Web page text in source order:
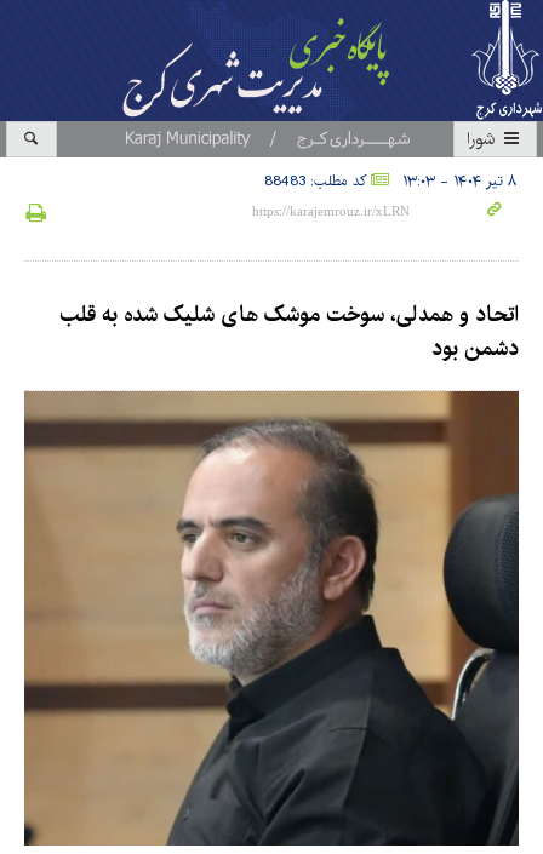
شورا
۸ تیر ۱۴۰۴ - ۱۳:۰۳ کد مطلب: 88483
اتحاد و همدلی، سوخت موشک های شلیک شده به قلب
دشمن بود